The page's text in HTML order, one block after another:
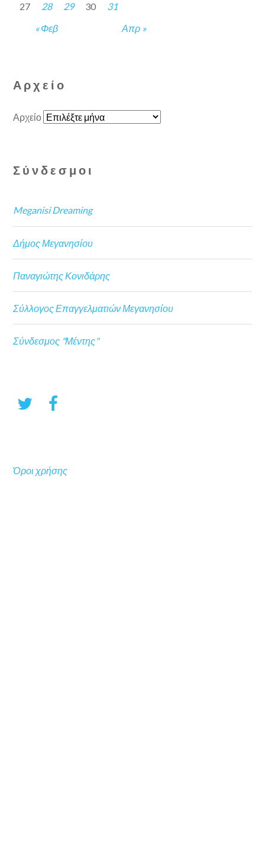
« Φεβ Απρ »
27
28 29 30 31
Αρχείο
Αρχείο
Σύνδεσμοι
Meganisi Dreaming
Δήμος Μεγανησίου
Παναγιώτης Κονιδάρης
Σύλλογος Επαγγελματιών Μεγανησίου
Σύνδεσμος "Μέντης"
Όροι χρήσης